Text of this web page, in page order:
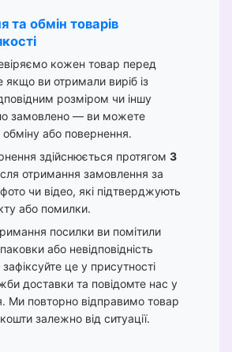
та обмін товарів
кожен товар перед
якщо ви отримали виріб із
розміром чи іншу
замовлено — ви можете
або повернення.
здійснюється протягом 3
отримання замовлення за
чи відео, які підтверджують
або помилки.
посилки ви помітили
або невідповідність
це у присутності
доставки та повідомте нас у
Ми повторно відправимо товар
залежно від ситуації.